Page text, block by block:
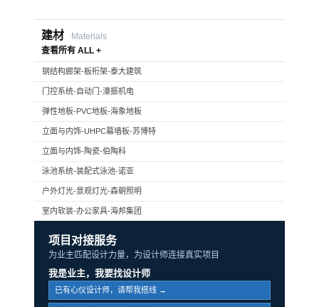
建材
Materials
查看所有 ALL +
钢结构廊架-板桁架-泰大建筑
门控系统-自动门-濠振机电
弹性地板-PVC地板-海象地板
立面与内饰-UHPC幕墙板-苏博特
立面与内饰-陶瓷-伯陶科
泳池系统-装配式泳池-诺亚
户外灯光-景观灯光-森朝照明
室内软装-办公家具-海邦集团
项目对接服务
为业主匹配设计力量，为设计师连接真实项目
我是业主，我要找设计师
已有心仪设计师，请帮我搭线 →